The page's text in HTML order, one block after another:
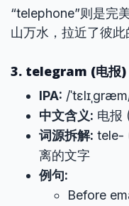
“telephone”则是完
山万水，拉近了彼此
3. telegram (电报)
IPA: /
中文含义: 电报
词源拆解: tele-
离的文字
例句:
Before